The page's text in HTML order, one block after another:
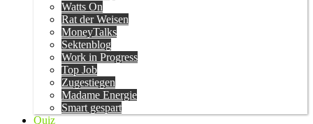
Watts On
Rat der Weisen
MoneyTalks
Sektenblog
Work in Progress
Top Job
Zugestiegen
Madame Energie
Smart gespart
Quiz